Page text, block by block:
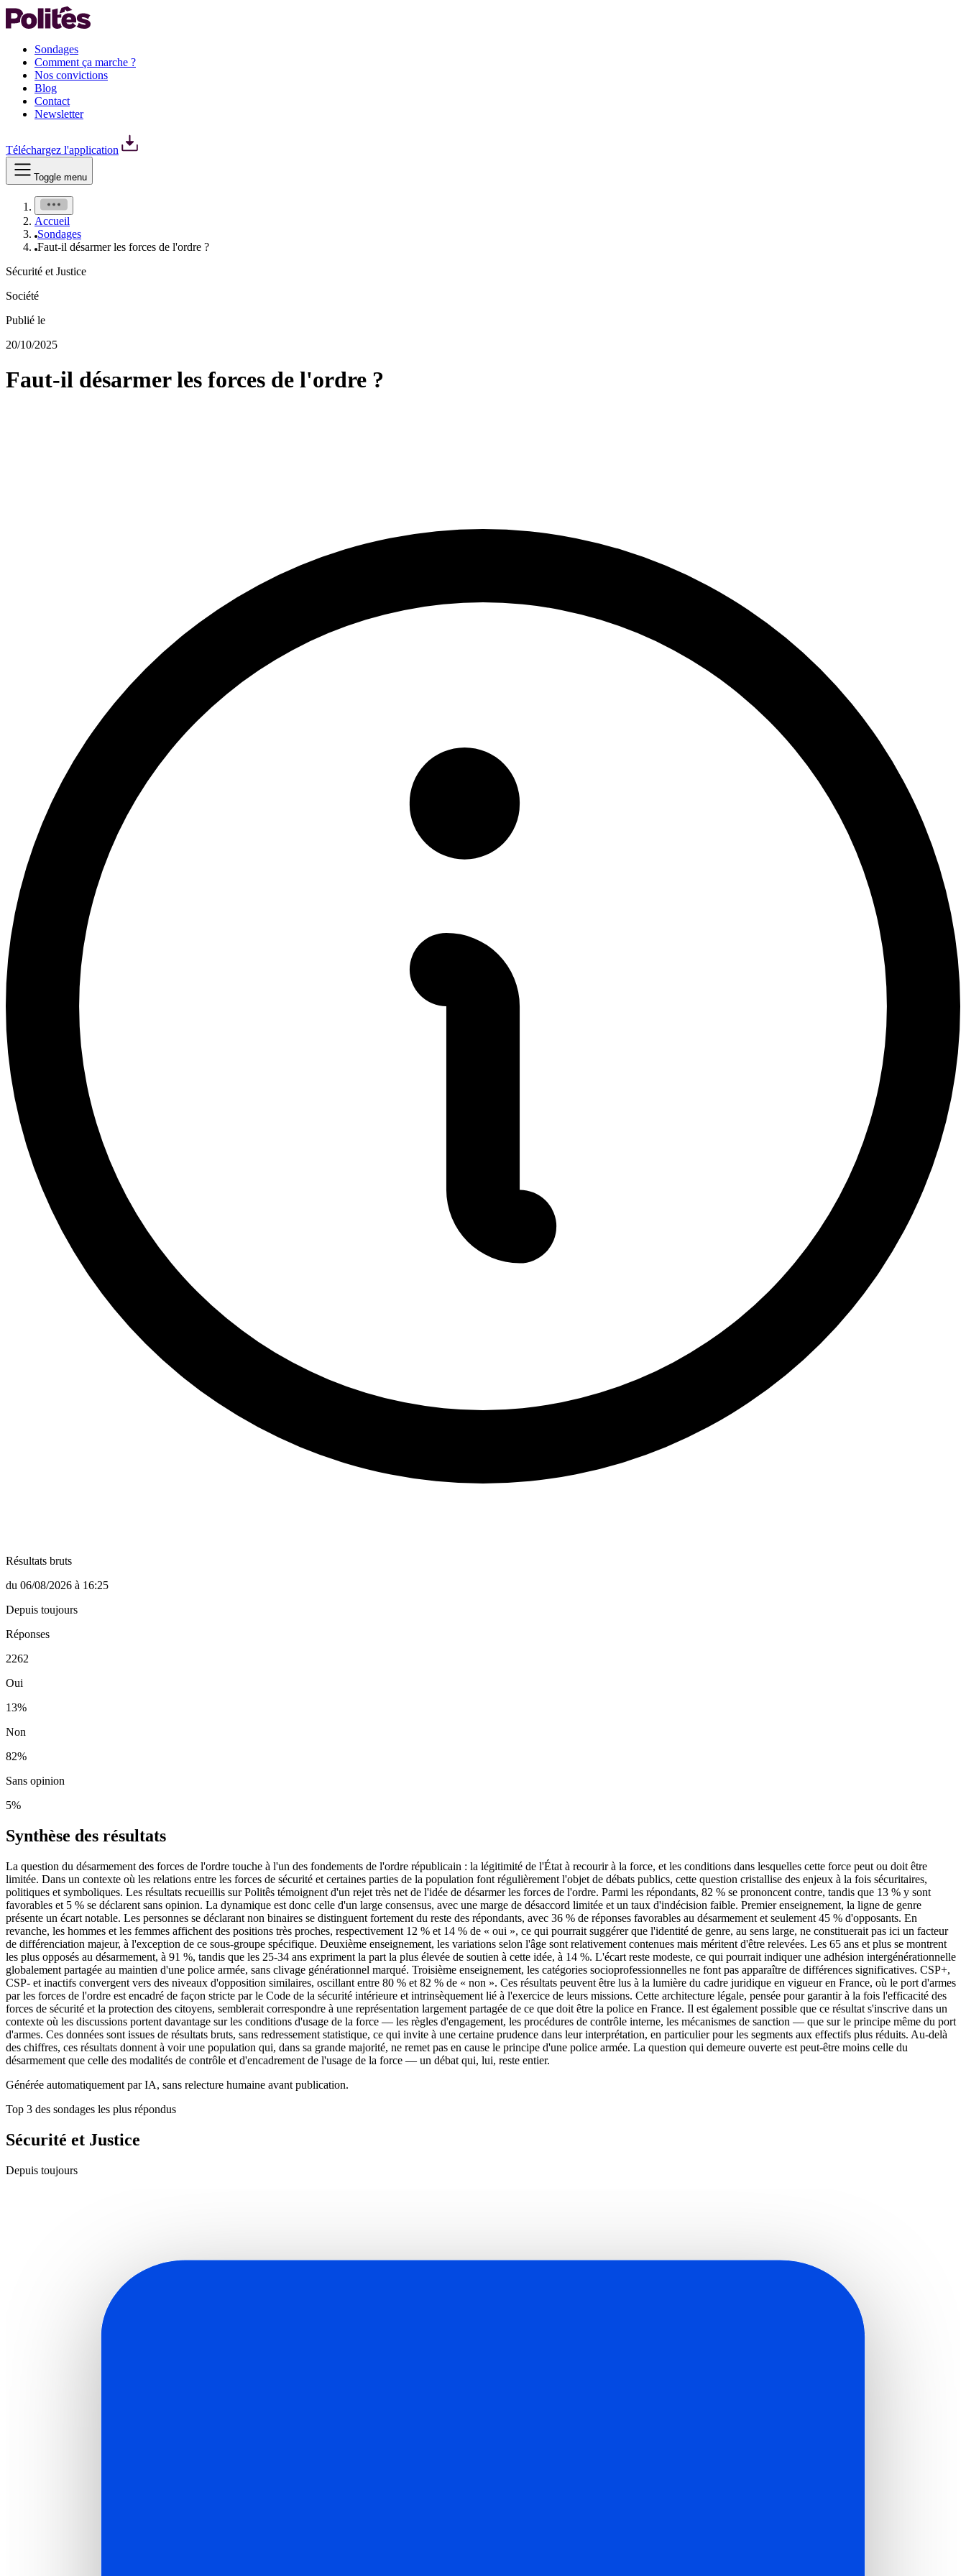
Sondages
Comment ça marche ?
Nos convictions
Blog
Contact
Newsletter
Téléchargez l'application
Toggle menu
Accueil
Sondages
Faut-il désarmer les forces de l'ordre ?
Sécurité et Justice
Société
Publié le
20/10/2025
Faut-il désarmer les forces de l'ordre ?
Résultats bruts
du 06/08/2026 à 16:25
Depuis toujours
Réponses
2262
Oui
13%
Non
82%
Sans opinion
5%
Synthèse des résultats
La question du désarmement des forces de l'ordre touche à l'un des fondements de l'ordre républicain : la légitimité de l'État à recourir à la force, et les conditions dans lesquelles cette force peut ou doit être
limitée. Dans un contexte où les relations entre les forces de sécurité et certaines parties de la population font régulièrement l'objet de débats publics, cette question cristallise des enjeux à la fois sécuritaires,
politiques et symboliques. Les résultats recueillis sur Politês témoignent d'un rejet très net de l'idée de désarmer les forces de l'ordre. Parmi les répondants, 82 % se prononcent contre, tandis que 13 % y sont
favorables et 5 % se déclarent sans opinion. La dynamique est donc celle d'un large consensus, avec une marge de désaccord limitée et un taux d'indécision faible. Premier enseignement, la ligne de genre
présente un écart notable. Les personnes se déclarant non binaires se distinguent fortement du reste des répondants, avec 36 % de réponses favorables au désarmement et seulement 45 % d'opposants. En
revanche, les hommes et les femmes affichent des positions très proches, respectivement 12 % et 14 % de « oui », ce qui pourrait suggérer que l'identité de genre, au sens large, ne constituerait pas ici un facteur
de différenciation majeur, à l'exception de ce sous-groupe spécifique. Deuxième enseignement, les variations selon l'âge sont relativement contenues mais méritent d'être relevées. Les 65 ans et plus se montrent
les plus opposés au désarmement, à 91 %, tandis que les 25-34 ans expriment la part la plus élevée de soutien à cette idée, à 14 %. L'écart reste modeste, ce qui pourrait indiquer une adhésion intergénérationnelle
globalement partagée au maintien d'une police armée, sans clivage générationnel marqué. Troisième enseignement, les catégories socioprofessionnelles ne font pas apparaître de différences significatives. CSP+,
CSP- et inactifs convergent vers des niveaux d'opposition similaires, oscillant entre 80 % et 82 % de « non ». Ces résultats peuvent être lus à la lumière du cadre juridique en vigueur en France, où le port d'armes
par les forces de l'ordre est encadré de façon stricte par le Code de la sécurité intérieure et intrinsèquement lié à l'exercice de leurs missions. Cette architecture légale, pensée pour garantir à la fois l'efficacité des
forces de sécurité et la protection des citoyens, semblerait correspondre à une représentation largement partagée de ce que doit être la police en France. Il est également possible que ce résultat s'inscrive dans un
contexte où les discussions portent davantage sur les conditions d'usage de la force — les règles d'engagement, les procédures de contrôle interne, les mécanismes de sanction — que sur le principe même du port
d'armes. Ces données sont issues de résultats bruts, sans redressement statistique, ce qui invite à une certaine prudence dans leur interprétation, en particulier pour les segments aux effectifs plus réduits. Au-delà
des chiffres, ces résultats donnent à voir une population qui, dans sa grande majorité, ne remet pas en cause le principe d'une police armée. La question qui demeure ouverte est peut-être moins celle du
désarmement que celle des modalités de contrôle et d'encadrement de l'usage de la force — un débat qui, lui, reste entier.
Générée automatiquement par IA, sans relecture humaine avant publication.
Top 3 des sondages les plus répondus
Sécurité et Justice
Depuis toujours